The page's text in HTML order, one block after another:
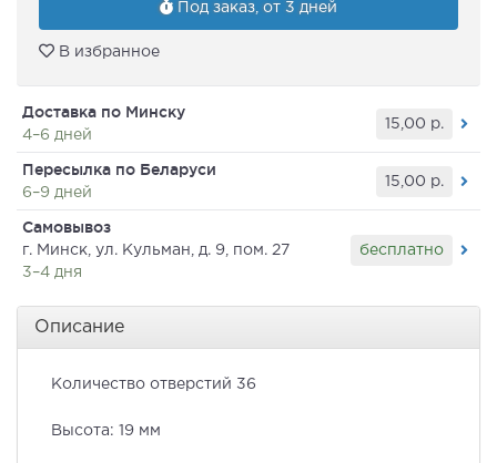
Под заказ, от 3 дней
В избранное
Доставка по Минску
4–6 дней
15,00 р.
Пересылка по Беларуси
6–9 дней
15,00 р.
Самовывоз
г. Минск, ул. Кульман, д. 9, пом. 27
3–4 дня
бесплатно
Описание
Количество отверстий 36
Высота: 19 мм